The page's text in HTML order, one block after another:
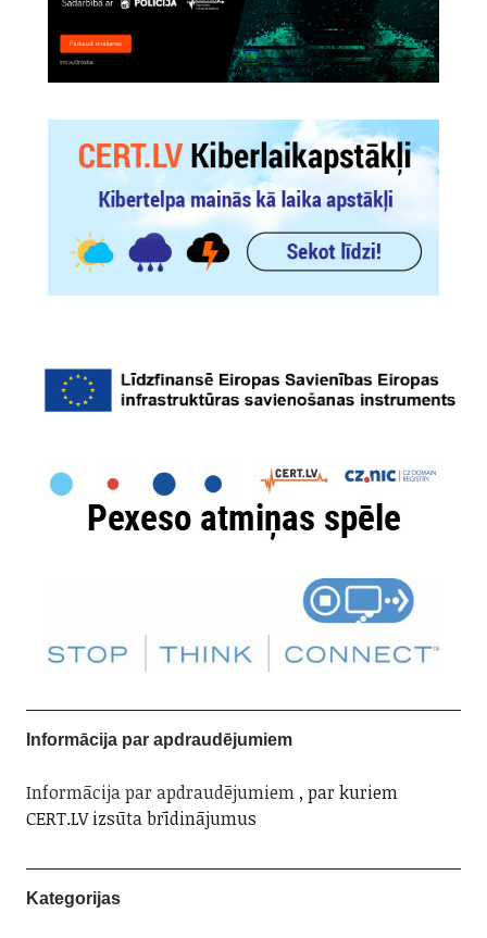
Informācija par apdraudējumiem
Informācija par apdraudējumiem, par kuriem
CERT.LV izsūta brīdinājumus
Kategorijas